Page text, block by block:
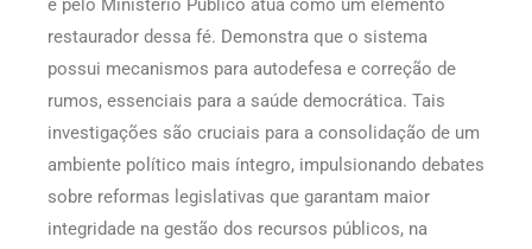
e pelo Ministério Público atua como um elemento
restaurador dessa fé. Demonstra que o sistema
possui mecanismos para autodefesa e correção de
rumos, essenciais para a saúde democrática. Tais
investigações são cruciais para a consolidação de um
ambiente político mais íntegro, impulsionando debates
sobre reformas legislativas que garantam maior
integridade na gestão dos recursos públicos, na